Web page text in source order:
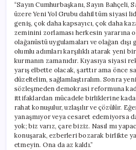
“Sayın Cumhurbaşkanı, Sayın Bahçeli,
üzere Yeni Yol Grubu dahil tüm siyasi
geniş, çok daha kapsayıcı, çok daha
zeminini zorlaması herkesin yararına
olağanüstü uygulamaları ve olağan
olumlu adımları karşılıklı atarak yeni
kurmanın zamanıdır. Kıyasıya siyasi
yarış elbette olacak, şarttır ama önce
düzeltelim, sağlamlaştıralım. Sonra
sözleşmeden demokrasi reformuna
ittifaklardan mücadele birliklerine
rahat konuşulur, uzlaşılır ve çözülür.
yanaşmıyor veya cesaret edemiyorsa
yok; biz varız, çare biziz. Nasıl mı
konuşarak, ezberleri bozarak birlikte
etmeyin. Ona da az kaldı.”